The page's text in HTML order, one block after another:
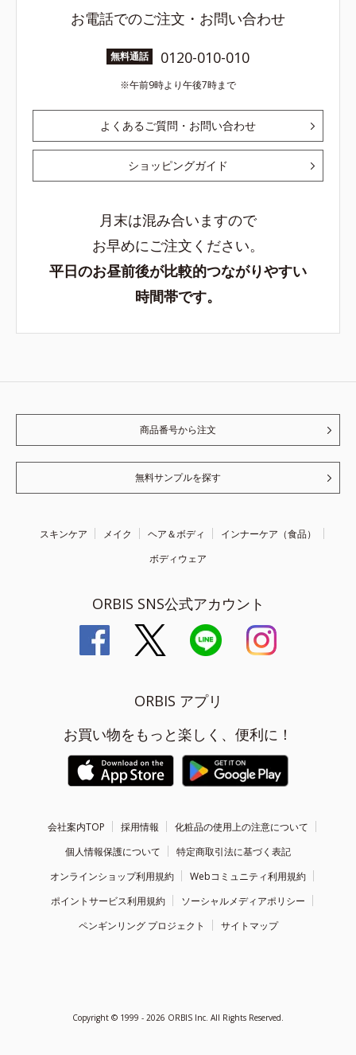
お電話でのご注文・お問い合わせ
無料通話 0120-010-010
午前9時より午後7時まで
よくあるご質問・お問い合わせ
ショッピングガイド
月末は混み合いますので
お早めにご注文ください。
平日のお昼前後が比較的つながりやすい
時間帯です。
商品番号から注文
無料サンプルを探す
スキンケア メイク ヘア＆ボディ
インナーケア（食品）
ボディウェア
ORBIS SNS公式アカウント
ORBIS アプリ
お買い物をもっと楽しく、便利に！
会社案内TOP 採用情報
化粧品の使用上の注意について
個人情報保護について
特定商取引法に基づく表記
オンラインショップ利用規約
Webコミュニティ利用規約
ポイントサービス利用規約
ソーシャルメディアポリシー
ペンギンリング プロジェクト
サイトマップ
Copyright © 1999 - 2026 ORBIS Inc. All Rights Reserved.